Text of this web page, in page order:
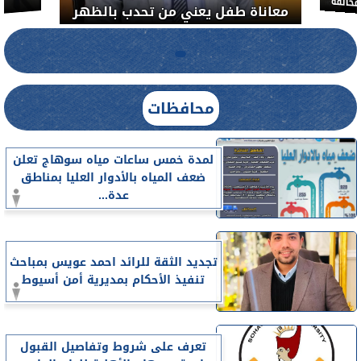
معاناة طفل يعني من تحدب بالظهر
محافظات
لمدة خمس ساعات مياه سوهاج تعلن
ضعف المياه بالأدوار العليا بمناطق
عدة...
تجديد الثقة للرائد احمد عويس بمباحث
تنفيذ الأحكام بمديرية أمن أسيوط
تعرف على شروط وتفاصيل القبول